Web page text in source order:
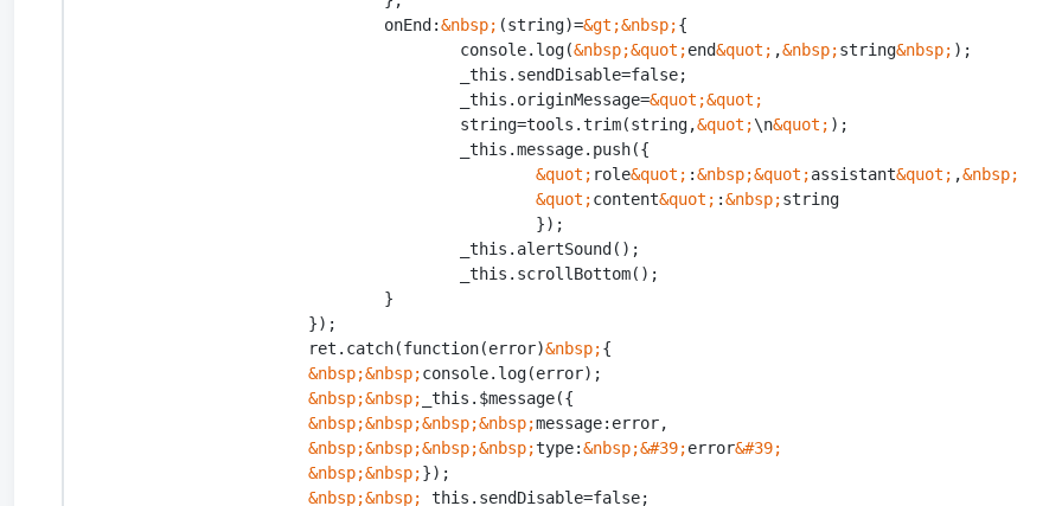
				onEnd:
&nbsp; (string)=&gt;&nbsp;{
					console.log(
&nbsp;&quot;end&quot; ,&nbsp;string&nbsp; );
					_this.originMessage=
&quot;&quot;
					string=tools.trim(string,
&quot;\n&quot; );
&quot; role&quot; :&nbsp;&quot;assistant&quot; ,&nbsp;
&quot;content&quot; :&nbsp;string
			ret.catch(function(error)
&nbsp;{
&nbsp;&nbsp;console.log(error);
&nbsp;&nbsp;
_this.$message({
&nbsp;&nbsp;&nbsp;&nbsp;message:error,
&nbsp;&nbsp;&nbsp;&nbsp;type:&nbsp;&#39;error&#39;
&nbsp;&nbsp;});
&nbsp;&nbsp; _this.sendDisable=false;